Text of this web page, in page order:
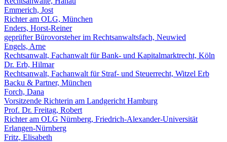
Emmerich, Jost
Richter am OLG, München
Enders, Horst-Reiner
geprüfter Bürovorsteher im Rechtsanwaltsfach, Neuwied
Engels, Arne
Rechtsanwalt, Fachanwalt für Bank- und Kapitalmarktrecht, Köln
Dr. Erb, Hilmar
Rechtsanwalt, Fachanwalt für Straf- und Steuerrecht, Witzel Erb
Backu & Partner, München
Forch, Dana
Vorsitzende Richterin am Landgericht Hamburg
Prof. Dr. Freitag, Robert
Richter am OLG Nürnberg, Friedrich-Alexander-Universität
Erlangen-Nürnberg
Fritz, Elisabeth